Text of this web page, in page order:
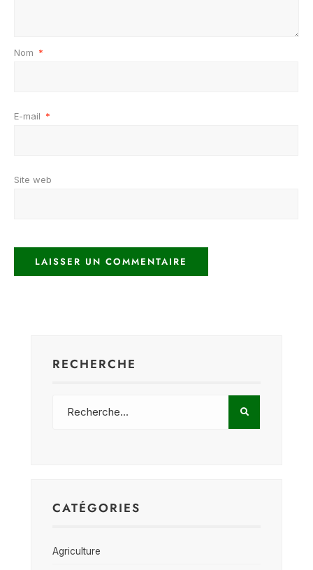
Nom *
E-mail *
Site web
RECHERCHE
CATÉGORIES
Agriculture